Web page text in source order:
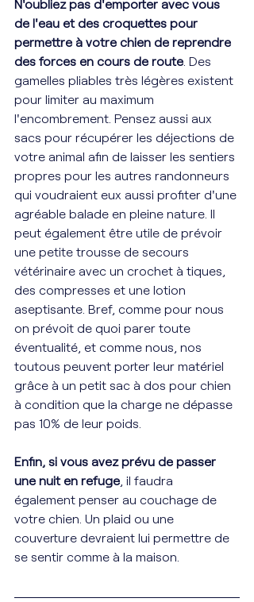
N'oubliez pas d'emporter avec vous
de l'eau et des croquettes pour
permettre à votre chien de reprendre
des forces en cours de route . Des
gamelles pliables très légères existent
pour limiter au maximum
l'encombrement. Pensez aussi aux
sacs pour récupérer les déjections de
votre animal afin de laisser les sentiers
propres pour les autres randonneurs
qui voudraient eux aussi profiter d'une
agréable balade en pleine nature. Il
peut également être utile de prévoir
une petite trousse de secours
vétérinaire avec un crochet à tiques,
des compresses et une lotion
aseptisante. Bref, comme pour nous
on prévoit de quoi parer toute
éventualité, et comme nous, nos
toutous peuvent porter leur matériel
grâce à un petit sac à dos pour chien
à condition que la charge ne dépasse
pas 10% de leur poids.
Enfin, si vous avez prévu de passer
une nuit en refuge , il faudra
également penser au couchage de
votre chien. Un plaid ou une
couverture devraient lui permettre de
se sentir comme à la maison.